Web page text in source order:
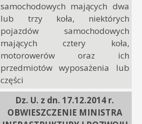
samochodowych mających dwa
lub trzy koła, niektórych
pojazdów samochodowych
mających cztery koła,
motorowerów oraz ich
przedmiotów wyposażenia lub
części
Dz. U. z dn. 17.12.2014 r.
OBWIESZCZENIE MINISTRA